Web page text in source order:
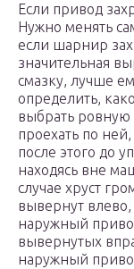
Если привод
Нужно менять
если шарнир
значительная
смазку, лучше
определить,
выбрать
проехать по
после этого до
находясь вне
случае хруст
вывернут
наружный
вывернутых
наружный